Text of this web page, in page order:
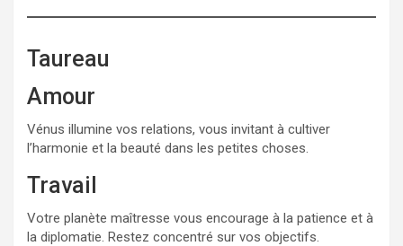
Taureau
Amour
Vénus illumine vos relations, vous invitant à cultiver
l’harmonie et la beauté dans les petites choses.
Travail
Votre planète maîtresse vous encourage à la patience et à
la diplomatie. Restez concentré sur vos objectifs.